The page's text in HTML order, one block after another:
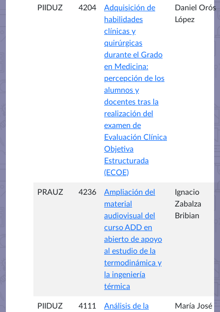
PIIDUZ 4204
Adquisición de
habilidades
clínicas y
quirúrgicas
durante el Grado
en Medicina:
percepción de los
alumnos y
docentes tras la
realización del
examen de
Evaluación Clínica
Objetiva
Estructurada
(ECOE)
Daniel Orós
López
PRAUZ 4236
Ampliación del
material
audiovisual del
curso ADD en
abierto de apoyo
al estudio de la
termodinámica y
la ingeniería
térmica
Ignacio
Zabalza
Bribian
PIIDUZ 4111
Análisis de la
María José